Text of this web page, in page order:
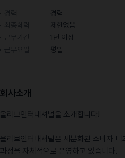
경력
제한없음
1년 이상
평일
회사소개
올리브인터내셔널을 소개합니다!
올리브인터내셔널은 세분화된 소비자
과정을 자체적으로 운영하고 있습니다.